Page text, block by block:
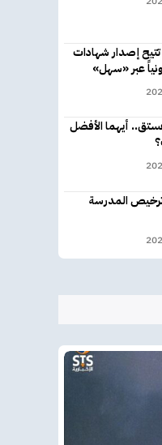
إصدار شهادات
عبر «سهل»
أيهما الأفضل
ترخيص المدرسة